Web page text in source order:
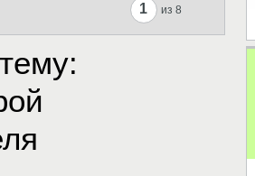
1 из 8